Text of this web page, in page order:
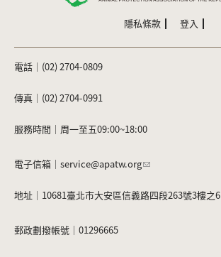
隱私條款 登入
電話｜(02) 2704-0809
傳真｜(02) 2704-0991
服務時間｜周一至五09:00~18:00
電子信箱｜ service@apatw.org
地址｜10681臺北市大安區信義路四段263號3樓之6
郵政劃撥帳號｜01296665